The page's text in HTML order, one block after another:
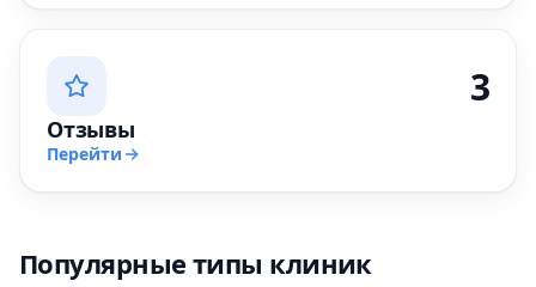
3
Отзывы
Перейти
Популярные типы клиник